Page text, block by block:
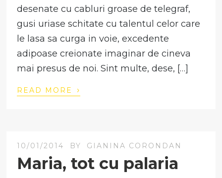
desenate cu cabluri groase de telegraf,
gusi uriase schitate cu talentul celor care
le lasa sa curga in voie, excedente
adipoase creionate imaginar de cineva
mai presus de noi. Sint multe, dese, […]
READ MORE ›
10/01/2014 BY GIANINA CORONDAN
Maria, tot cu palaria